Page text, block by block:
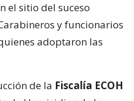
el sitio del suceso
y funcionarios
adoptaron las
de la Fiscalía ECOH